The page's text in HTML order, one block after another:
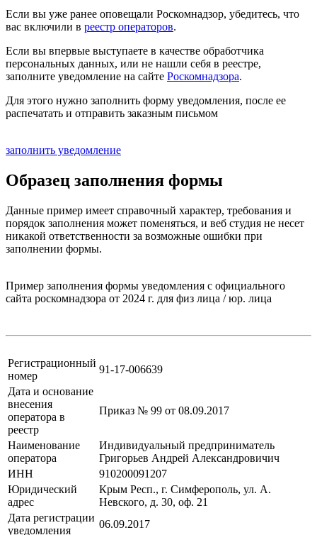
Если вы уже ранее оповещали Роскомнадзор, убедитесь, что
вас включили в реестр операторов.
Если вы впервые выступаете в качестве обработчика
персональных данных, или не нашли себя в реестре,
заполните уведомление на сайте Роскомнадзора.
Для этого нужно заполнить форму уведомления, после ее
распечатать и отправить заказным письмом
заполнить уведомление
Образец заполнения формы
Данные пример имеет справочный характер, требования и
порядок заполнения может поменяться, и веб студия не несет
никакой ответственности за возможные ошибки при
заполнении формы.
Пример заполнения формы уведомления с официального
сайта роскомнадзора от 2024 г. для физ лица / юр. лица
Регистрационный
номер
91-17-006639
Дата и основание
внесения
оператора в
реестр
Приказ № 99 от 08.09.2017
Наименование
оператора
Индивидуальный предприниматель
Григорьев Андрей Александровичич
ИНН
910200091207
Юридический
адрес
Крым Респ., г. Симферополь, ул. А.
Невского, д. 30, оф. 21
Дата регистрации
уведомления
06.09.2017